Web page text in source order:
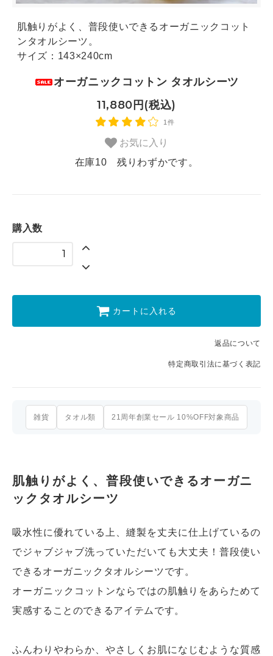
肌触りがよく、普段使いできるオーガニックコット
ンタオルシーツ。
サイズ：143×240cm
オーガニックコットン タオルシーツ
11,880円(税込)
1件
お気に入り
在庫10 残りわずかです。
購入数
カートに入れる
返品について
特定商取引法に基づく表記
雑貨 タオル類 21周年創業セール 10%OFF対象商品
肌触りがよく、普段使いできるオーガニ
ックタオルシーツ
吸水性に優れている上、縫製を丈夫に仕上げているの
でジャブジャブ洗っていただいても大丈夫！普段使い
できるオーガニックタオルシーツです。
オーガニックコットンならではの肌触りをあらためて
実感することのできるアイテムです。
ふんわりやわらか、やさしくお肌になじむような質感